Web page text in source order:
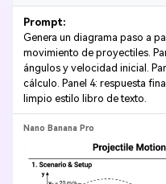
Prompt:
Genera un diagrama paso a
movimiento de proyectiles.
ángulos y velocidad inicial.
cálculo. Panel 4: respuesta
limpio estilo libro de texto.